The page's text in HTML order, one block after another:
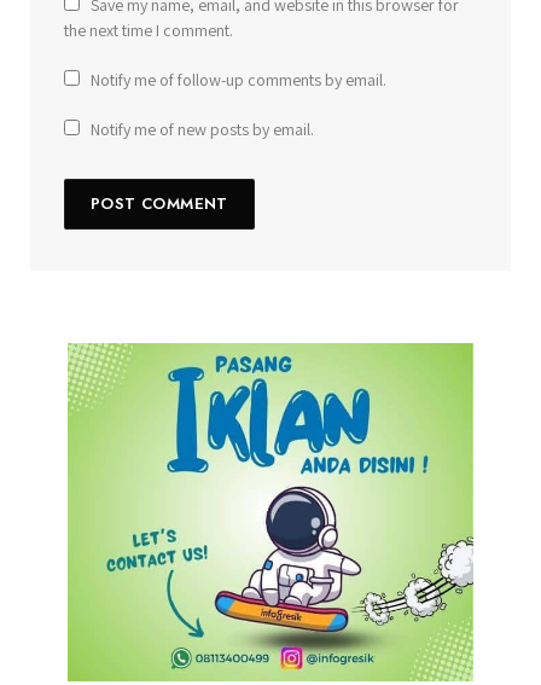
Save my name, email, and website in this browser for
the next time I comment.
Notify me of follow-up comments by email.
Notify me of new posts by email.